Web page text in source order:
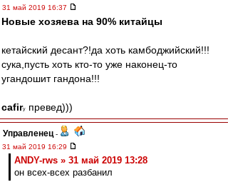
31 май 2019 16:37
Новые хозяева на 90% китайцы
кетайский десант?!да хоть камбоджийский!!!
сука,пусть хоть кто-то уже наконец-то
угандошит гандона!!!
cafirу превед)))
Управленец -
31 май 2019 16:29
ANDY-rws » 31 май 2019 13:28
он всех-всех разбанил